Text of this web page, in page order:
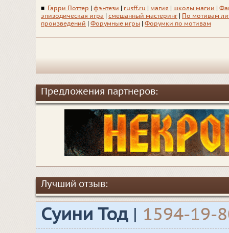
■ Гарри Поттер фэнтези rusff.ru магия школы магии
эпизодическая игра
смешанный мастеринг
По мотивам
произведений
Форумные игры Форумки по мотивам
Предложения партнеров:
Лучший отзыв:
Суини Тод | 1594-19-